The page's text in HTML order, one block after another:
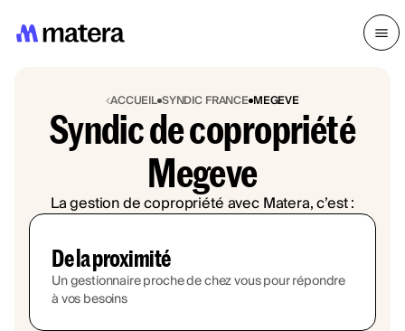
ACCUEIL SYNDIC FRANCE MEGEVE
Syndic de copropriété
Megeve
La gestion de copropriété avec Matera, c’est :
De la proximité
Un gestionnaire proche de chez vous pour répondre
à vos besoins